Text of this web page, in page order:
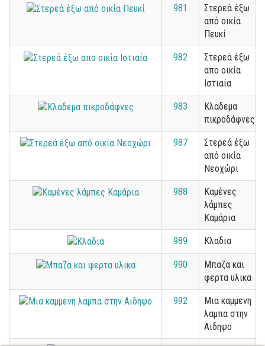
981
Στερεά έξω
από οικία
Πευκί
982
Στερεά έξω
απο οικία
Ιστιαία
983
Κλαδεμα
πικροδάφνες
987
Στερεά έξω
από οικία
Νεοχώρι
988
Καμένες
λάμπες
Καμάρια
989 Κλαδια
990
Μπαζα και
φερτα υλικα
992
Μια καμμενη
λαμπα στην
Αιδηψο